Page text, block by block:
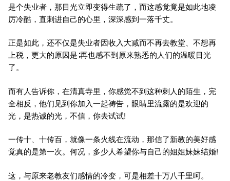
是个失业者，那目光立即变得生疏了，而这感觉竟是如此地凌
厉冷酷，直刺进自己的心里，深深感到一落千丈。
正是如此，还不仅是失业者因收入大减而不再去教堂、不想再
上税，更大的原因是∶再也感不到原来熟悉的人们的温暖目光
了。
而有人告诉你，在清真寺里，你感觉不到这种刺人的陌生，完
全相反，他们见到你加入一起祷告，眼睛里流露的是欢迎的
光，是热诚的光，不信，你去试试!
一传十、十传百，就像一条火线在流动，那信了新教的美好感
觉真的是第一次。何况，多少人希望你与自己的姐姐妹妹结婚!
这，与原来老教友们感情的冷变，可是相差十万八千里呵。